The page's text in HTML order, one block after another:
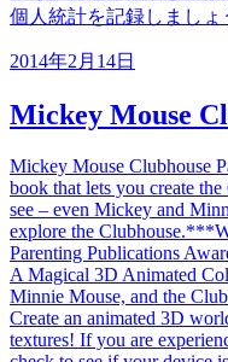
個人統計を記録しましょ
2014年2月14日
Mickey Mouse
Mickey Mouse Clubhouse
book that lets you create
see – even Mickey and
explore the
Parenting Publications
A Magical 3D Animated
Minnie Mouse, and the
Create an animated 3D
textures! If you are